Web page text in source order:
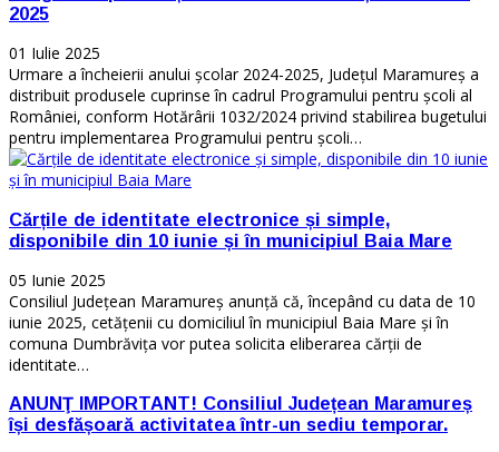
2025
01 Iulie 2025
Urmare a încheierii anului școlar 2024-2025, Județul Maramureș a
distribuit produsele cuprinse în cadrul Programului pentru școli al
României, conform Hotărârii 1032/2024 privind stabilirea bugetului
pentru implementarea Programului pentru școli…
Cărțile de identitate electronice și simple,
disponibile din 10 iunie și în municipiul Baia Mare
05 Iunie 2025
Consiliul Județean Maramureș anunță că, începând cu data de 10
iunie 2025, cetățenii cu domiciliul în municipiul Baia Mare și în
comuna Dumbrăvița vor putea solicita eliberarea cărții de
identitate…
ANUNŢ IMPORTANT! Consiliul Județean Maramureș
își desfășoară activitatea într-un sediu temporar.